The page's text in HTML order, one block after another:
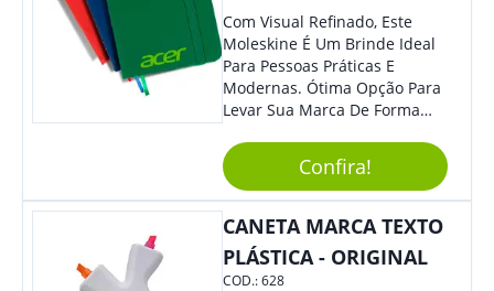
Com Visual Refinado, Este
Moleskine É Um Brinde Ideal
Para Pessoas Práticas E
Modernas. Ótima Opção Para
Levar Sua Marca De Forma
Sua Empresa Em Eventos,
Reuniões Corporativas Ou Até
Mesmo Para Presentear
Colaboradores E Parceiros De
Sua Empresa.
Confira!
CANETA MARCA TEXTO
PLÁSTICA - ORIGINAL
COD.:628